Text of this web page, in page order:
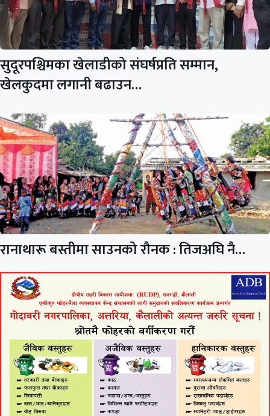
सुदूरपश्चिमका खेलाडीको संघर्षप्रति सम्मान,
खेलकुदमा लगानी बढाउन…
रानाथारू बस्तीमा साउनको रौनक : तिजअघि नै…